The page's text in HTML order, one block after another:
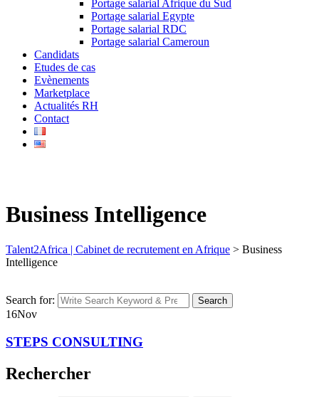
Portage salarial Afrique du Sud
Portage salarial Egypte
Portage salarial RDC
Portage salarial Cameroun
Candidats
Etudes de cas
Evènements
Marketplace
Actualités RH
Contact
Business Intelligence
Talent2Africa | Cabinet de recrutement en Afrique > Business
Intelligence
Search for: Search
16Nov
STEPS CONSULTING
Rechercher